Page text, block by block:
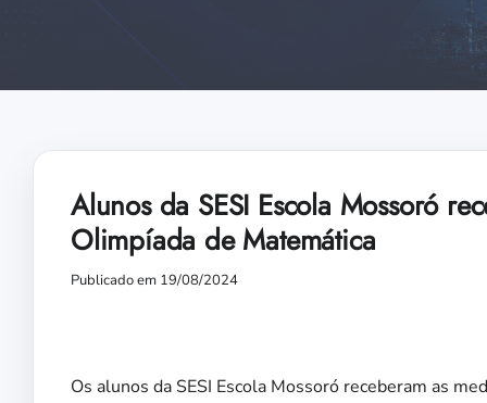
Alunos da SESI Escola Mossoró
Olimpíada de Matemática
Publicado em 19/08/2024
Os alunos da SESI Escola Mossoró receberam as